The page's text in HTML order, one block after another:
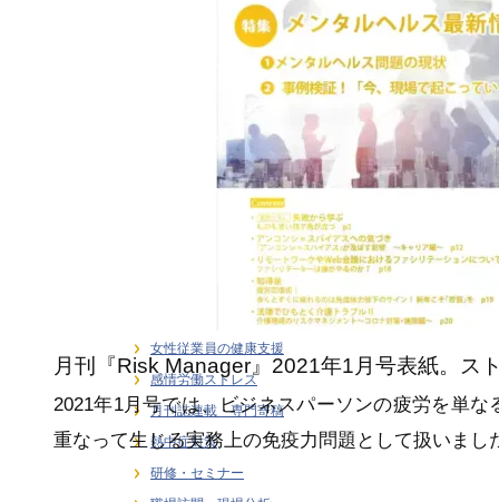
月刊『Risk Manager』2021年1月号表紙。ス
2021年1月号では、ビジネスパーソンの疲労を単
重なって生じる実務上の免疫力問題として扱いまし
ユーストレス（良性ストレス）
ライフステージ別健康支援
ラインケア・管理職支援
介護・福祉職の感情労働ストレス
健康経営戦略・KPI・エビデンス
働き方 × 健康支援
在宅勤務者のストレス支援
大学研究連携・学術講演実績
女性従業員の健康支援
感情労働ストレス
月刊誌連載・専門寄稿
熱中症対策
研修・セミナー